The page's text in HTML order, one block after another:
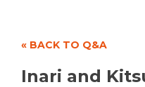
« BACK TO Q&A
Inari and